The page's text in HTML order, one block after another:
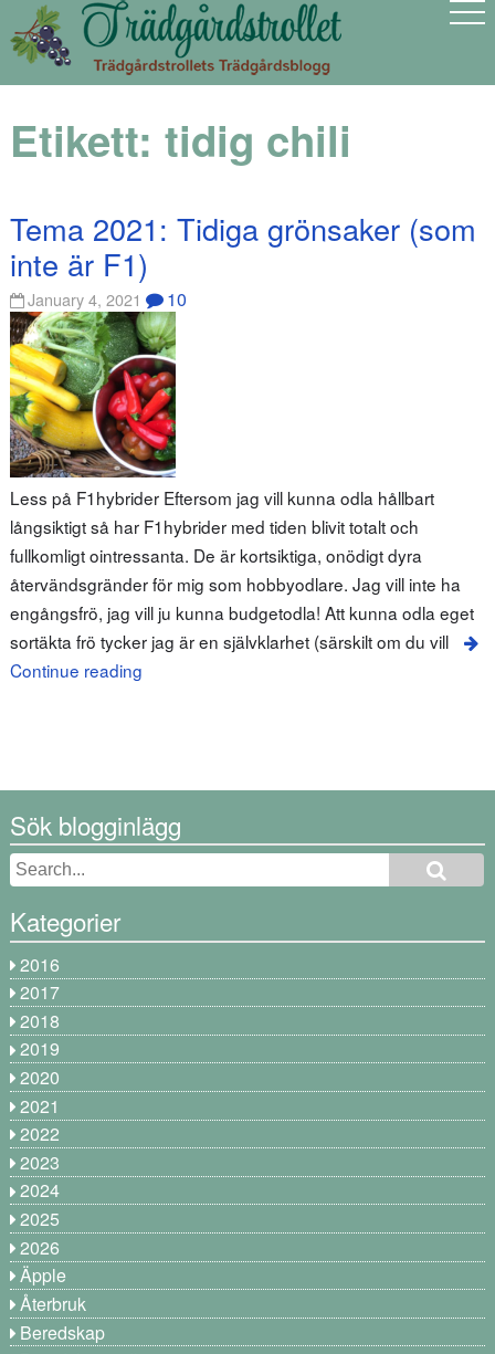
Etikett: tidig chili
Tema 2021: Tidiga grönsaker (som
inte är F1)
January 4, 2021 10
Less på F1hybrider Eftersom jag vill kunna odla hållbart
långsiktigt så har F1hybrider med tiden blivit totalt och
fullkomligt ointressanta. De är kortsiktiga, onödigt dyra
återvändsgränder för mig som hobbyodlare. Jag vill inte ha
engångsfrö, jag vill ju kunna budgetodla! Att kunna odla eget
sortäkta frö tycker jag är en självklarhet (särskilt om du vill
Continue reading
Sök blogginlägg
Kategorier
2016
2017
2018
2019
2020
2021
2022
2023
2024
2025
2026
Äpple
Återbruk
Beredskap